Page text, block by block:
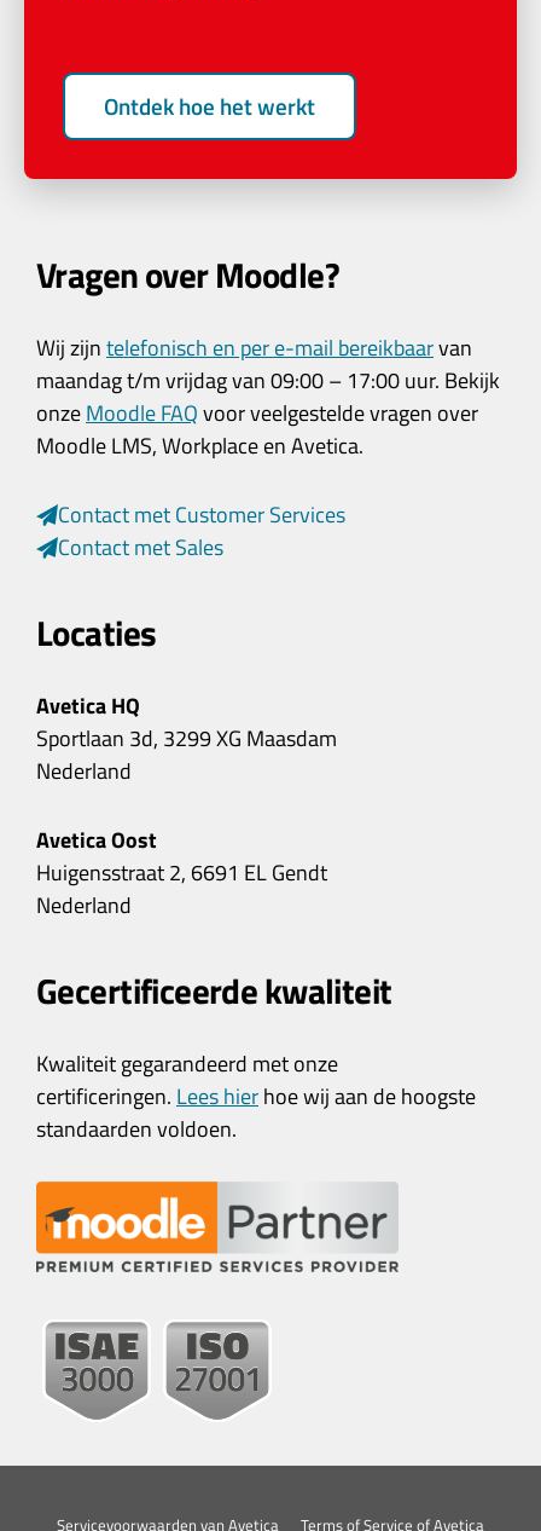
Ontdek hoe het werkt
Vragen over Moodle?
Wij zijntelefonisch en per e-mail bereikbaarvan
maandag t/m vrijdag van 09:00 – 17:00 uur. Bekijk
onzeMoodle FAQvoor veelgestelde vragen over
Moodle LMS, Workplace en Avetica.
Contact met Customer Services
Contact met Sales
Locaties
Avetica HQ
Sportlaan 3d, 3299 XG Maasdam
Nederland
Avetica Oost
Huigensstraat 2, 6691 EL Gendt
Nederland
Gecertificeerde kwaliteit
Kwaliteit gegarandeerd met onze
certificeringen.Lees hierhoe wij aan de hoogste
standaarden voldoen.
Servicevoorwaarden van Avetica Terms of Service of Avetica